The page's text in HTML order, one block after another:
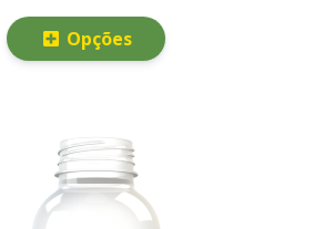
Opções